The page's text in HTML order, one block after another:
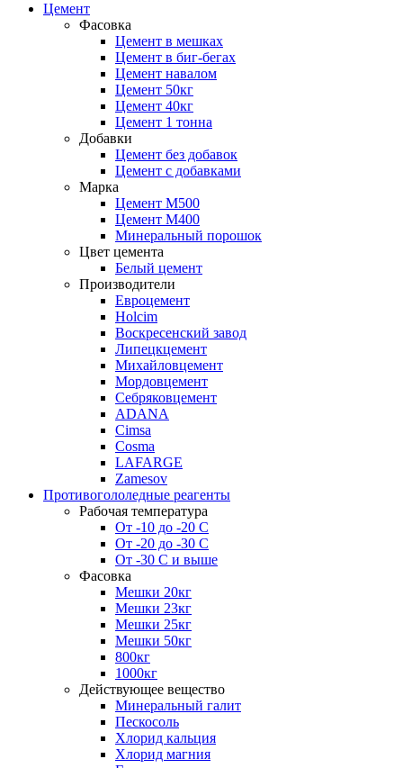
Цемент
Фасовка
Цемент в мешках
Цемент в биг-бегах
Цемент навалом
Цемент 50кг
Цемент 40кг
Цемент 1 тонна
Добавки
Цемент без добавок
Цемент с добавками
Марка
Цемент М500
Цемент М400
Минеральный порошок
Цвет цемента
Белый цемент
Производители
Евроцемент
Holcim
Воскресенский завод
Липецкцемент
Михайловцемент
Мордовцемент
Себряковцемент
ADANA
Cimsa
Cosma
LAFARGE
Zamesov
Противогололедные реагенты
Рабочая температура
От -10 до -20 С
От -20 до -30 С
От -30 С и выше
Фасовка
Мешки 20кг
Мешки 23кг
Мешки 25кг
Мешки 50кг
800кг
1000кг
Действующее вещество
Минеральный галит
Пескосоль
Хлорид кальция
Хлорид магния